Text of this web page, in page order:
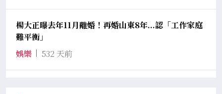
楊大正曝去年11月離婚！再婚山東8年...認「工作家庭
難平衡」
娛樂
532 天前